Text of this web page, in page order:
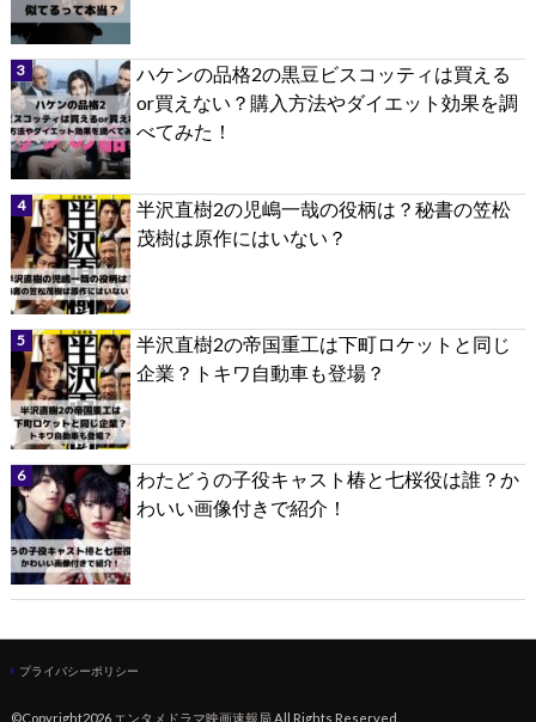
ハケンの品格2の黒豆ビスコッティは買える
or買えない？購入方法やダイエット効果を調
べてみた！
半沢直樹2の児嶋一哉の役柄は？秘書の笠松
茂樹は原作にはいない？
半沢直樹2の帝国重工は下町ロケットと同じ
企業？トキワ自動車も登場？
わたどうの子役キャスト椿と七桜役は誰？か
わいい画像付きで紹介！
プライバシーポリシー
©Copyright2026 エンタメドラマ映画速報局 .All Rights Reserved.